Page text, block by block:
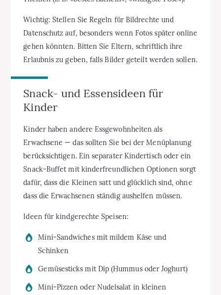
Wichtig: Stellen Sie Regeln für Bildrechte und
Datenschutz auf, besonders wenn Fotos später online
gehen könnten. Bitten Sie Eltern, schriftlich ihre
Erlaubnis zu geben, falls Bilder geteilt werden sollen.
Snack- und Essensideen für
Kinder
Kinder haben andere Essgewohnheiten als
Erwachsene — das sollten Sie bei der Menüplanung
berücksichtigen. Ein separater Kindertisch oder ein
Snack-Buffet mit kinderfreundlichen Optionen sorgt
dafür, dass die Kleinen satt und glücklich sind, ohne
dass die Erwachsenen ständig aushelfen müssen.
Ideen für kindgerechte Speisen:
Mini-Sandwiches mit mildem Käse und
Schinken
Gemüsesticks mit Dip (Hummus oder Joghurt)
Mini-Pizzen oder Nudelsalat in kleinen